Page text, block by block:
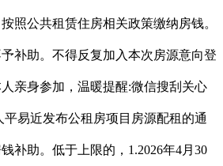
照公共租赁住房相关政策缴纳房钱。
补助。不得反复加入本次房源意向登
亲身参加，温暖提醒:微信搜刮关心
易近发布公租房项目房源配租的通
补助。低于上限的，1.2026年4月30